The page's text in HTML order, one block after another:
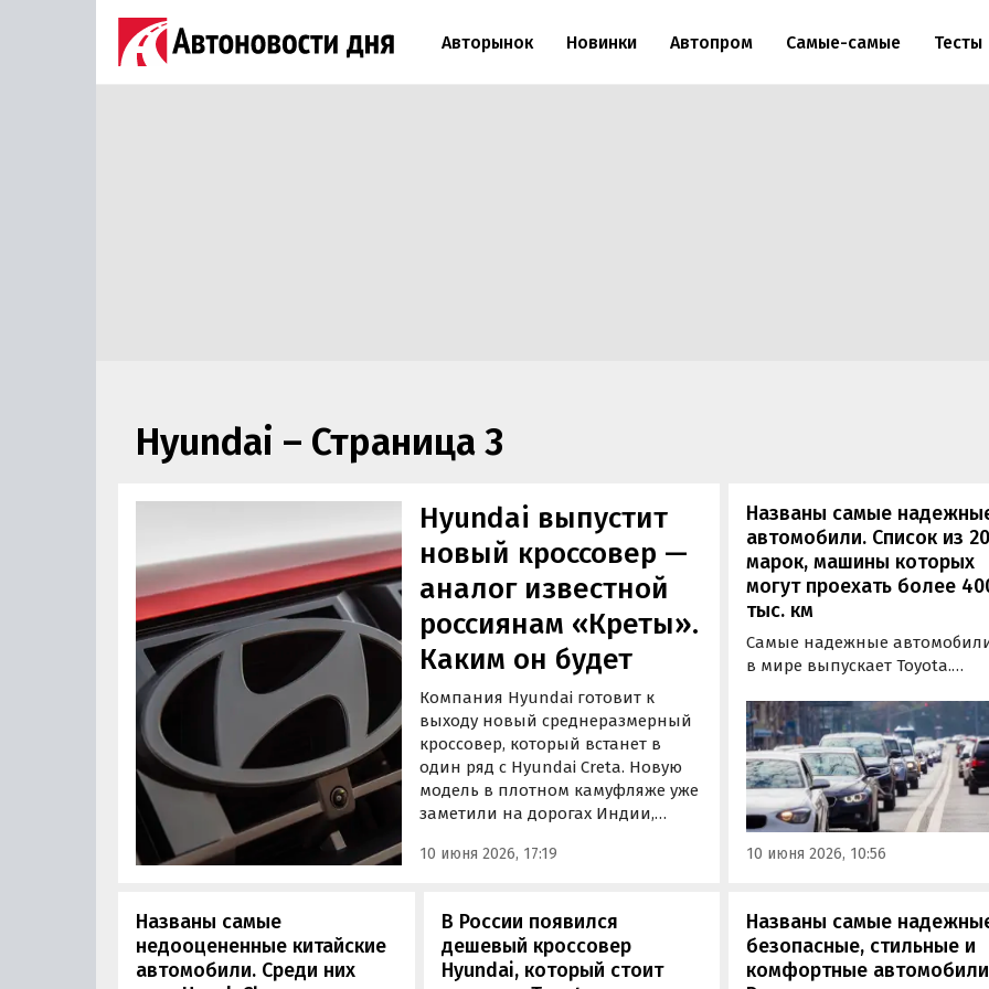
Авторынок Новинки Автопром Самые-самые Тесты
Hyundai – Страница 3
Hyundai выпустит
новый кроссовер —
аналог известной
россиянам «Креты».
Каким он будет
Компания Hyundai готовит к
выходу новый среднеразмерный
кроссовер, который встанет в
один ряд с Hyundai Creta. Новую
модель в плотном камуфляже уже
заметили на дорогах Индии,
AutoCar.
10 июня 2026, 17:19
Названы самые
автомобили. Список из 20
марок, машины которых
могут проехать более
тыс. км
Самые надежные
в мире выпускает Toyota.
японского бренда с
наибольшей вероятностью
могут выдержать более 250
миль (400 тыс. км) пробега без
серьезных проблем, следует из
результатов свежего
исследования портала
10 июня 2026, 10:56
Названы самые
недооцененные китайские
автомобили. Среди них
В России появился
дешевый кроссовер
Hyundai, который стоит
Названы самые
безопасные, стильные и
комфортные